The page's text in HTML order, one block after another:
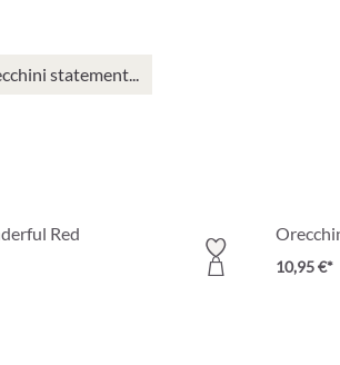
statement...
Red
10,95 €*